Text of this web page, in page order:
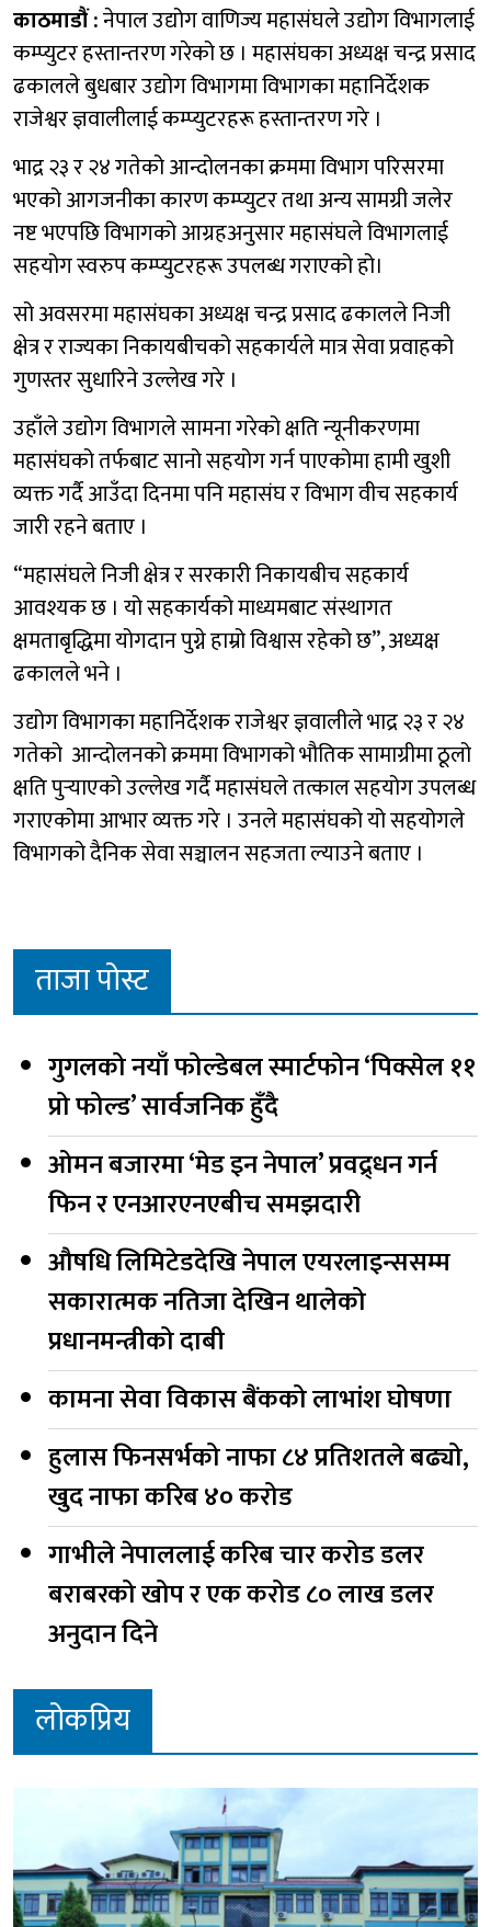
काठमाडौं :नेपाल उद्योग वाणिज्य महासंघले उद्योग विभागलाई
कम्प्युटर हस्तान्तरण गरेको छ । महासंघका अध्यक्ष चन्द्र प्रसाद
ढकालले बुधबार उद्योग विभागमा विभागका महानिर्देशक
राजेश्वर ज्ञवालीलाई कम्प्युटरहरू हस्तान्तरण गरे ।
भाद्र २३ र २४ गतेको आन्दोलनका क्रममा विभाग परिसरमा
भएको आगजनीका कारण कम्प्युटर तथा अन्य सामग्री जलेर
नष्ट भएपछि विभागको आग्रहअनुसार महासंघले विभागलाई
सहयोग स्वरुप कम्प्युटरहरू उपलब्ध गराएको हो।
सो अवसरमा महासंघका अध्यक्ष चन्द्र प्रसाद ढकालले निजी
क्षेत्र र राज्यका निकायबीचको सहकार्यले मात्र सेवा प्रवाहको
गुणस्तर सुधारिने उल्लेख गरे ।
उहाँले उद्योग विभागले सामना गरेको क्षति न्यूनीकरणमा
महासंघको तर्फबाट सानो सहयोग गर्न पाएकोमा हामी खुशी
व्यक्त गर्दै आउँदा दिनमा पनि महासंघ र विभाग वीच सहकार्य
जारी रहने बताए ।
“महासंघले निजी क्षेत्र र सरकारी निकायबीच सहकार्य
आवश्यक छ । यो सहकार्यको माध्यमबाट संस्थागत
क्षमताबृद्धिमा योगदान पुग्ने हाम्रो विश्वास रहेको छ”, अध्यक्ष
ढकालले भने ।
उद्योग विभागका महानिर्देशक राजेश्वर ज्ञवालीले भाद्र २३ र २४
गतेको आन्दोलनको क्रममा विभागको भौतिक सामाग्रीमा ठूलो
क्षति पुर्‍याएको उल्लेख गर्दै महासंघले तत्काल सहयोग उपलब्ध
गराएकोमा आभार व्यक्त गरे । उनले महासंघको यो सहयोगले
विभागको दैनिक सेवा सञ्चालन सहजता ल्याउने बताए ।
ताजा पोस्ट
गुगलको नयाँ फोल्डेबल स्मार्टफोन ‘पिक्सेल ११
प्रो फोल्ड’ सार्वजनिक हुँदै
ओमन बजारमा ‘मेड इन नेपाल’ प्रवद्र्धन गर्न
फिन र एनआरएनएबीच समझदारी
औषधि लिमिटेडदेखि नेपाल एयरलाइन्ससम्म
सकारात्मक नतिजा देखिन थालेको
प्रधानमन्त्रीको दाबी
कामना सेवा विकास बैंकको लाभांश घोषणा
हुलास फिनसर्भको नाफा ८४ प्रतिशतले बढ्यो,
खुद नाफा करिब ४० करोड
गाभीले नेपाललाई करिब चार करोड डलर
बराबरको खोप र एक करोड ८० लाख डलर
अनुदान दिने
लोकप्रिय